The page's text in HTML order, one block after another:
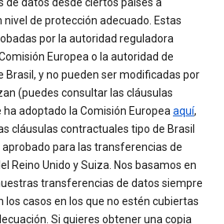
datos desde ciertos países a
de protección adecuado. Estas
por la autoridad reguladora
Europea o la autoridad de
Brasil, y no pueden ser modificadas por
(puedes consultar las cláusulas
adoptado la Comisión Europeaaquí,
cláusulas contractuales tipo de Brasil
aprobado para las transferencias de
Reino Unido y Suiza. Nos basamos en
transferencias de datos siempre
los casos en los que no estén cubiertas
Si quieres obtener una copia